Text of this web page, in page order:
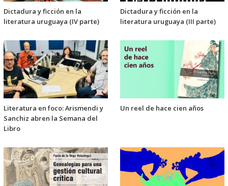
Dictadura y ficción en la
literatura uruguaya (IV parte)
Dictadura y ficción en la
literatura uruguaya (III parte)
Literatura en foco: Arismendi y
Sanchiz abren la Semana del
Libro
Un reel de hace cien años